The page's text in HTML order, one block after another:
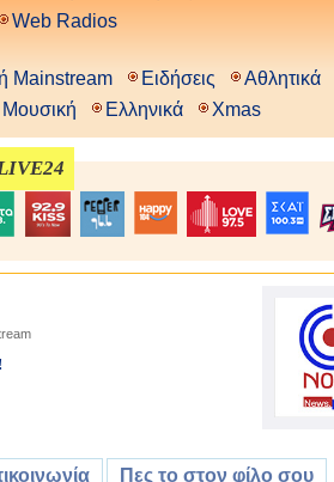
Web Radios
Mainstream Ειδήσεις
Αθλητικά
Μουσική
Ελληνικά Xmas
Πες το στον φίλο σου